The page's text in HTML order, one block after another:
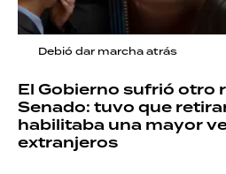
Debió dar marcha atrás
El Gobierno sufrió otro
Senado: tuvo que
habilitaba una mayor
extranjeros